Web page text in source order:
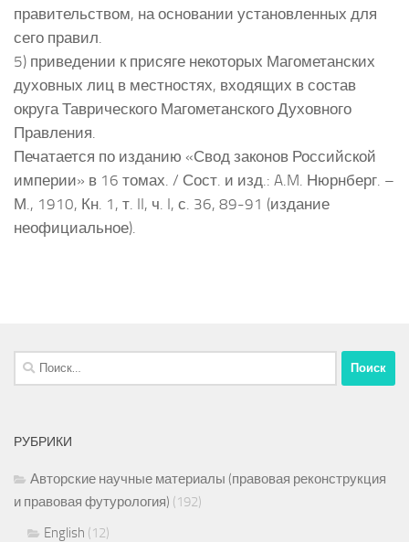
правительством, на основании установленных для
сего правил.
5) приведении к присяге некоторых Магометанских
духовных лиц в местностях, входящих в состав
округа Таврического Магометанского Духовного
Правления.
Печатается по изданию «Свод законов Российской
империи» в 16 томах. / Сост. и изд.: A.M. Нюрнберг. –
М., 1910, Кн. 1, т. II, ч. I, с. 36, 89-91 (издание
неофициальное).
Найти:
РУБРИКИ
Авторские научные материалы (правовая реконструкция
и правовая футурология) (192)
English (12)